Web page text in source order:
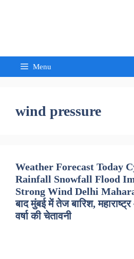
Menu
wind pressure
Weather Forecast Today
Rainfall Snowfall Flood
Strong Wind Delhi
बाद मुंबई में तेज बारिश,
वर्षा की चेतावनी